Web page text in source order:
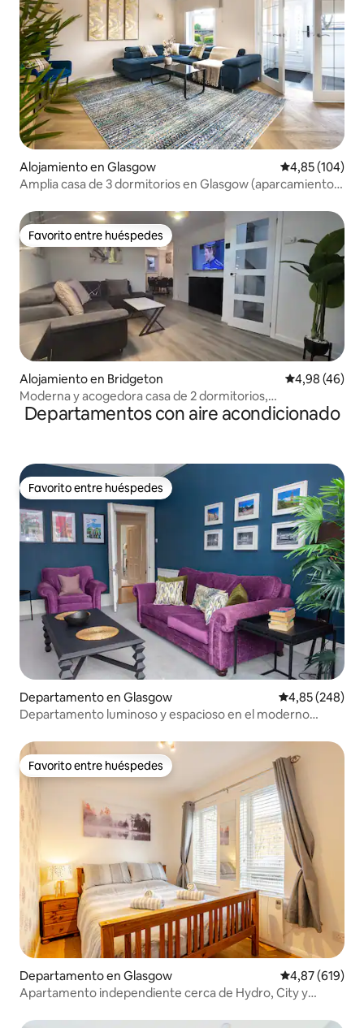
Alojamiento en Glasgow Calificación
4,85 (104)
Amplia casa de 3 dormitorios en Glasgow (aparcamiento
Favorito entre huéspedes
Favorito entre huéspedes
Alojamiento en Bridgeton Calificación
4,98 (46)
Moderna y acogedora casa de 2 dormitorios,
estacionamiento gratuito
Departamentos con aire acondicionado
Favorito entre huéspedes
Favorito entre huéspedes
Departamento en Glasgow Calificación
4,85 (248)
Departamento luminoso y espacioso en el moderno
Favorito entre huéspedes
Favorito entre huéspedes
Departamento en Glasgow Calificación
4,87 (619)
Apartamento independiente cerca de Hydro, City y